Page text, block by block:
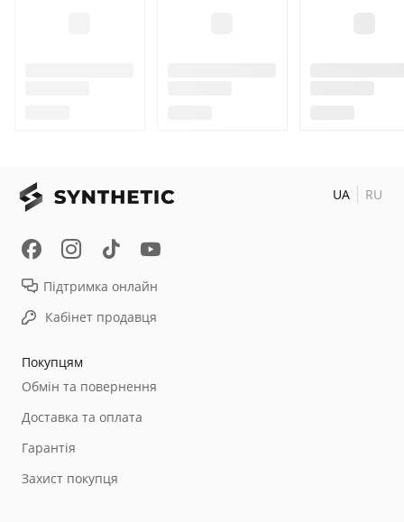
Покупцям
Обмін та повернення
Доставка та оплата
Гарантія
Захист покупця
Підтримка онлайн
Кабінет продавця
UA RU